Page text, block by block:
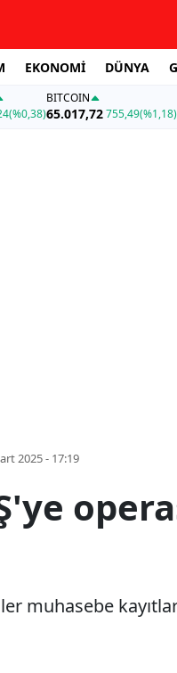
EKONOMİ DÜNYA
(%0,38)
BITCOIN
65.017,72755,49(%1,18)
2025 - 17:19
muhasebe